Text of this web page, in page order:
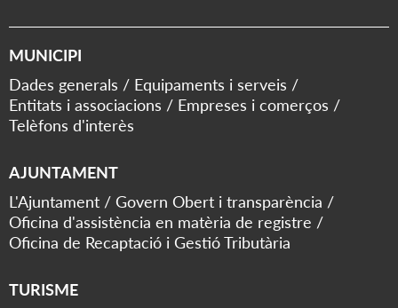
MUNICIPI
Dades generals
Equipaments i serveis
Entitats i associacions
Empreses i comerços
Telèfons d'interès
AJUNTAMENT
L'Ajuntament
Govern Obert i transparència
Oficina d'assistència en matèria de registre
Oficina de Recaptació i Gestió Tributària
TURISME